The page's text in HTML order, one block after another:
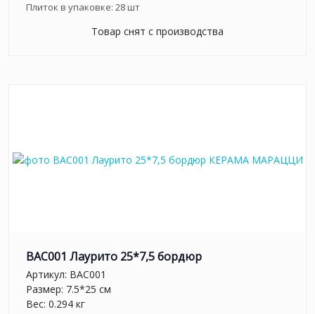
Плиток в упаковке: 28шт
Товар снят с производства
BAC001 Лаурито 25*7,5 бордюр
Артикул: BAC001
Размер: 7.5*25 см
Вес: 0.294 кг